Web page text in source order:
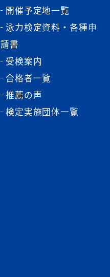
開催予定地一覧
泳力検定資料・各種申
請書
受検案内
合格者一覧
推薦の声
検定実施団体一覧